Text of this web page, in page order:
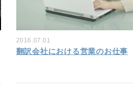
2016.07.01
翻訳会社における営業のお仕事